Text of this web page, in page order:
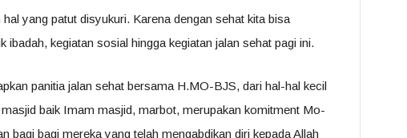
yang patut disyukuri. Karena dengan sehat kita bisa
ibadah, kegiatan sosial hingga kegiatan jalan sehat pagi ini.
panitia jalan sehat bersama H.MO-BJS, dari hal-hal kecil
baik Imam masjid, marbot, merupakan komitment Mo-
bagi bagi mereka yang telah mengabdikan diri kepada Allah